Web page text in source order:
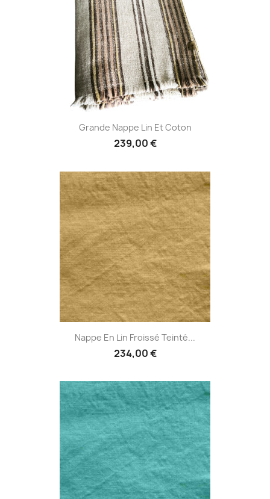
Grande Nappe Lin Et Coton
239,00 €
Nappe En Lin Froissé Teinté...
234,00 €